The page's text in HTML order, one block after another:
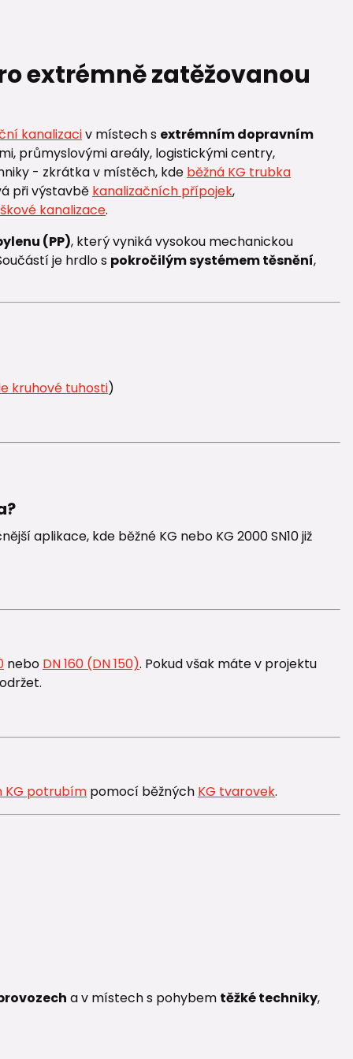
extrémně zatěžovanou
kanalizaciv místech s extrémním dopravním
průmyslovými areály, logistickými centry,
- zkrátka v místěch, kde běžná KG trubka
při výstavbě kanalizačních přípojek,
kanalizace.
(PP), který vyniká vysokou mechanickou
je hrdlo s pokročilým systémem těsnění,
kruhové tuhosti)
aplikace, kde běžné KG nebo KG 2000 SN10 již
nebo DN 160 (DN 150). Pokud však máte v projektu
KG potrubímpomocí běžných KG tvarovek.
a v místech s pohybem těžké techniky,